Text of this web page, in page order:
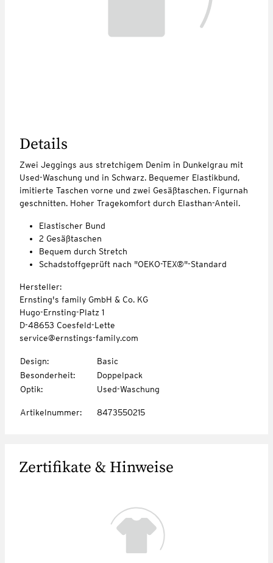
Details
Zwei Jeggings aus stretchigem Denim in Dunkelgrau mit
Used-Waschung und in Schwarz. Bequemer Elastikbund,
imitierte Taschen vorne und zwei Gesäßtaschen. Figurnah
geschnitten. Hoher Tragekomfort durch Elasthan-Anteil.
Elastischer Bund
2 Gesäßtaschen
Bequem durch Stretch
Schadstoffgeprüft nach "OEKO-TEX®"-Standard
Hersteller:
Ernsting's family GmbH & Co. KG
Hugo-Ernsting-Platz 1
D-48653 Coesfeld-Lette
service@ernstings-family.com
Design:
Basic
Besonderheit:
Doppelpack
Optik: Used-Waschung
Artikelnummer: 8473550215
Zertifikate & Hinweise